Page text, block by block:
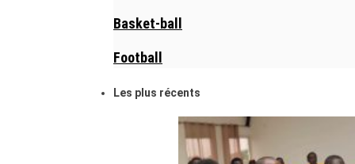
Basket-ball
Football
Les plus récents